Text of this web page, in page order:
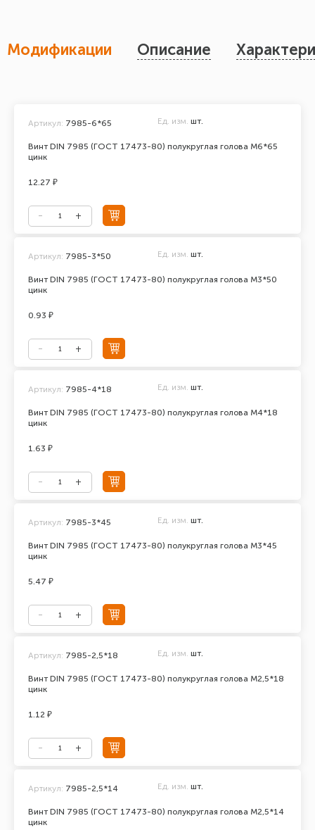
Модификации Описание
Винт DIN 7985 (ГОСТ 17473-80) полукруглая голова М6*65
цинк
Артикул: 7985-6*65 Ед. изм. шт.
12.27 ₽
Винт DIN 7985 (ГОСТ 17473-80) полукруглая голова М3*50
цинк
Артикул: 7985-3*50 Ед. изм. шт.
0.93 ₽
Винт DIN 7985 (ГОСТ 17473-80) полукруглая голова М4*18
цинк
Артикул: 7985-4*18 Ед. изм. шт.
1.63 ₽
Винт DIN 7985 (ГОСТ 17473-80) полукруглая голова М3*45
цинк
Артикул: 7985-3*45 Ед. изм. шт.
5.47 ₽
Винт DIN 7985 (ГОСТ 17473-80) полукруглая голова М2,5*18
цинк
Артикул: 7985-2,5*18 Ед. изм. шт.
1.12 ₽
Винт DIN 7985 (ГОСТ 17473-80) полукруглая голова М2,5*14
цинк
Артикул: 7985-2,5*14 Ед. изм. шт.